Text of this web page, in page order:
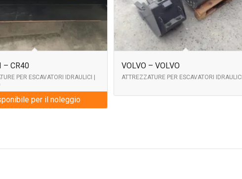
– CR40
PER ESCAVATORI IDRAULICI |
per il noleggio
VOLVO – VOLVO
ATTREZZATURE PER ESCAVATORI IDRAULICI